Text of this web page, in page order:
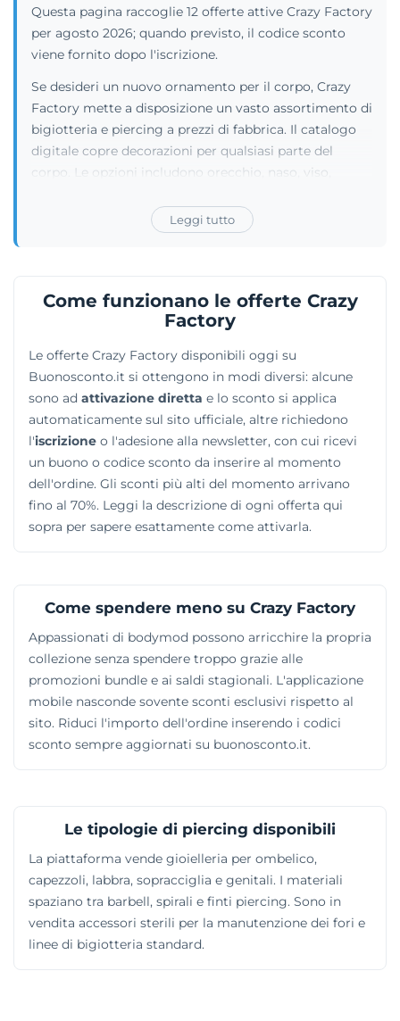
Questa pagina raccoglie 12 offerte attive Crazy Factory
per agosto 2026; quando previsto, il codice sconto
viene fornito dopo l'iscrizione.
Se desideri un nuovo ornamento per il corpo, Crazy
Factory mette a disposizione un vasto assortimento di
bigiotteria e piercing a prezzi di fabbrica. Il catalogo
digitale copre decorazioni per qualsiasi parte del
corpo. Le opzioni includono orecchio, naso, viso,
esplorare un archivio colmo di piercing ad anello,
banane, labret, tunnel e plug per la dilatazione. Il sito
dermal anchor. Per garantire un accesso più rapido
agli sconti periodici, il negozio invita a utilizzare la sua
offerte esclusive.
Leggi tutto
Come funzionano le offerte Crazy
Factory
Le offerte Crazy Factory disponibili oggi su
Buonosconto.it si ottengono in modi diversi: alcune
sono ad attivazione diretta e lo sconto si applica
automaticamente sul sito ufficiale, altre richiedono
l'iscrizione o l'adesione alla newsletter, con cui ricevi
un buono o codice sconto da inserire al momento
dell'ordine. Gli sconti più alti del momento arrivano
fino al 70%. Leggi la descrizione di ogni offerta qui
sopra per sapere esattamente come attivarla.
Come spendere meno su Crazy Factory
Appassionati di bodymod possono arricchire la propria
collezione senza spendere troppo grazie alle
promozioni bundle e ai saldi stagionali. L'applicazione
mobile nasconde sovente sconti esclusivi rispetto al
sito. Riduci l'importo dell'ordine inserendo i codici
sconto sempre aggiornati su buonosconto.it.
Le tipologie di piercing disponibili
La piattaforma vende gioielleria per ombelico,
capezzoli, labbra, sopracciglia e genitali. I materiali
spaziano tra barbell, spirali e finti piercing. Sono in
vendita accessori sterili per la manutenzione dei fori e
linee di bigiotteria standard.